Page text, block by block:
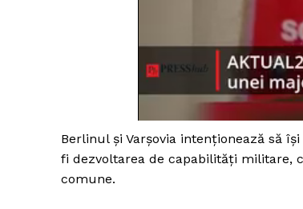
Berlinul și Varșovia intenționează să
fi dezvoltarea de capabilități militare,
comune.